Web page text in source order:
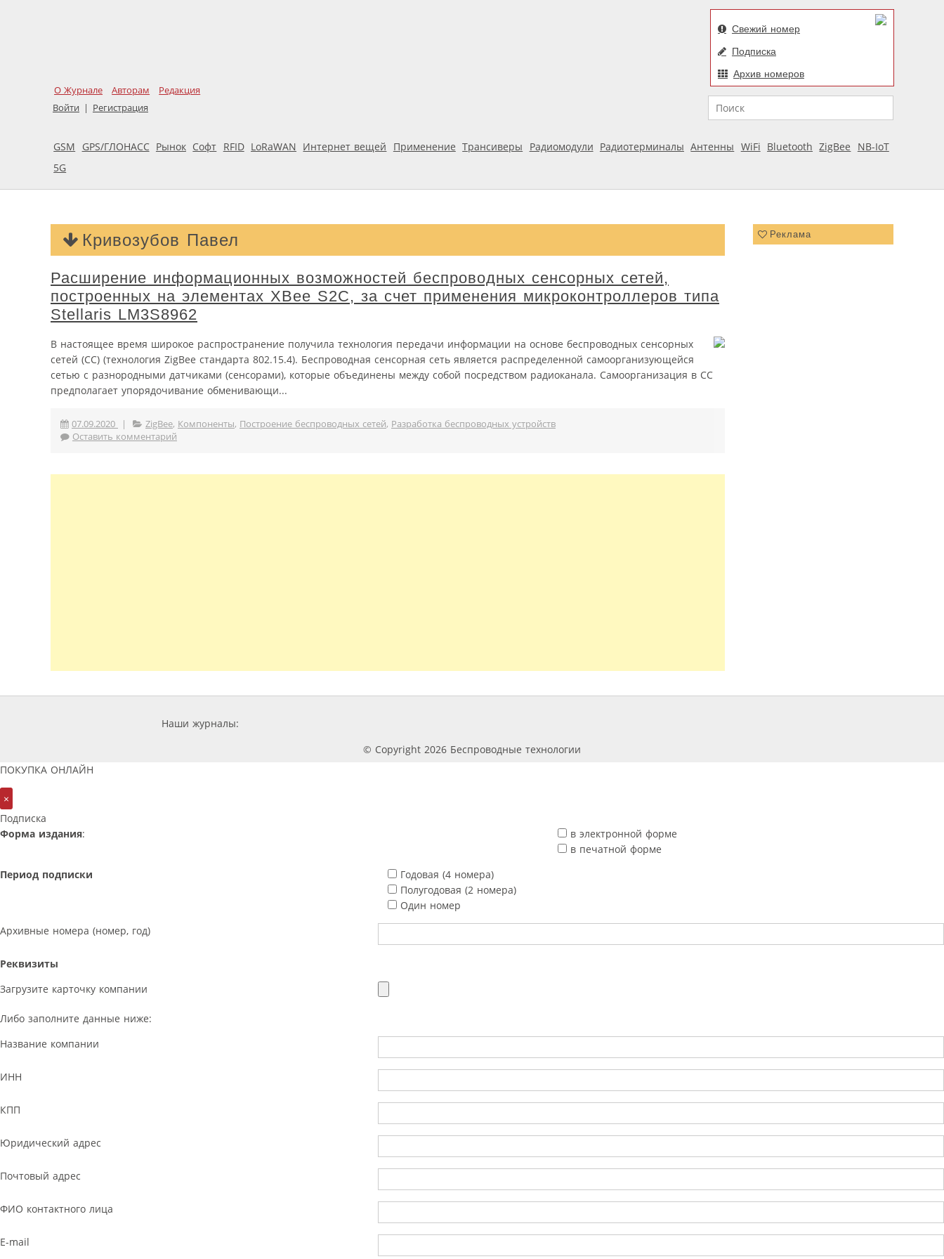
О Журнале Авторам
Редакция
Войти | Регистрация
Свежий номер
Подписка
Архив номеров
Поиск
GSM GPS/ГЛОНАСС Рынок Софт RFID LoRaWAN Интернет вещей Применение Трансиверы Радиомодули Радиотерминалы Антенны WiFi Bluetooth ZigBee
NB-IoT
5G
Реклама
Кривозубов Павел
Расширение информационных возможностей беспроводных сенсорных сетей,
построенных на элементах XBee S2C, за счет применения микроконтроллеров типа
Stellaris LM3S8962
В настоящее время широкое распространение получила технология передачи информации на основе беспроводных сенсорных
сетей (СС) (технология ZigBee стандарта 802.15.4). Беспроводная сенсорная сеть является распределенной самоорганизующейся
сетью с разнородными датчиками (сенсорами), которые объединены между собой посредством радиоканала. Самоорганизация в СС
предполагает упорядочивание обменивающи...
07.09.2020 | ZigBee, Компоненты, Построение беспроводных сетей, Разработка беспроводных устройств
Оставить комментарий
Наши журналы:
© Copyright 2026 Беспроводные технологии
ПОКУПКА ОНЛАЙН
×
Подписка
Форма издания:
в электронной форме
в печатной форме
Период подписки
Годовая (4 номера)
Полугодовая (2 номера)
Один номер
Архивные номера (номер, год)
Реквизиты
Загрузите карточку компании
Либо заполните данные ниже:
Название компании
ИНН
КПП
Юридический адрес
Почтовый адрес
ФИО контактного лица
E-mail